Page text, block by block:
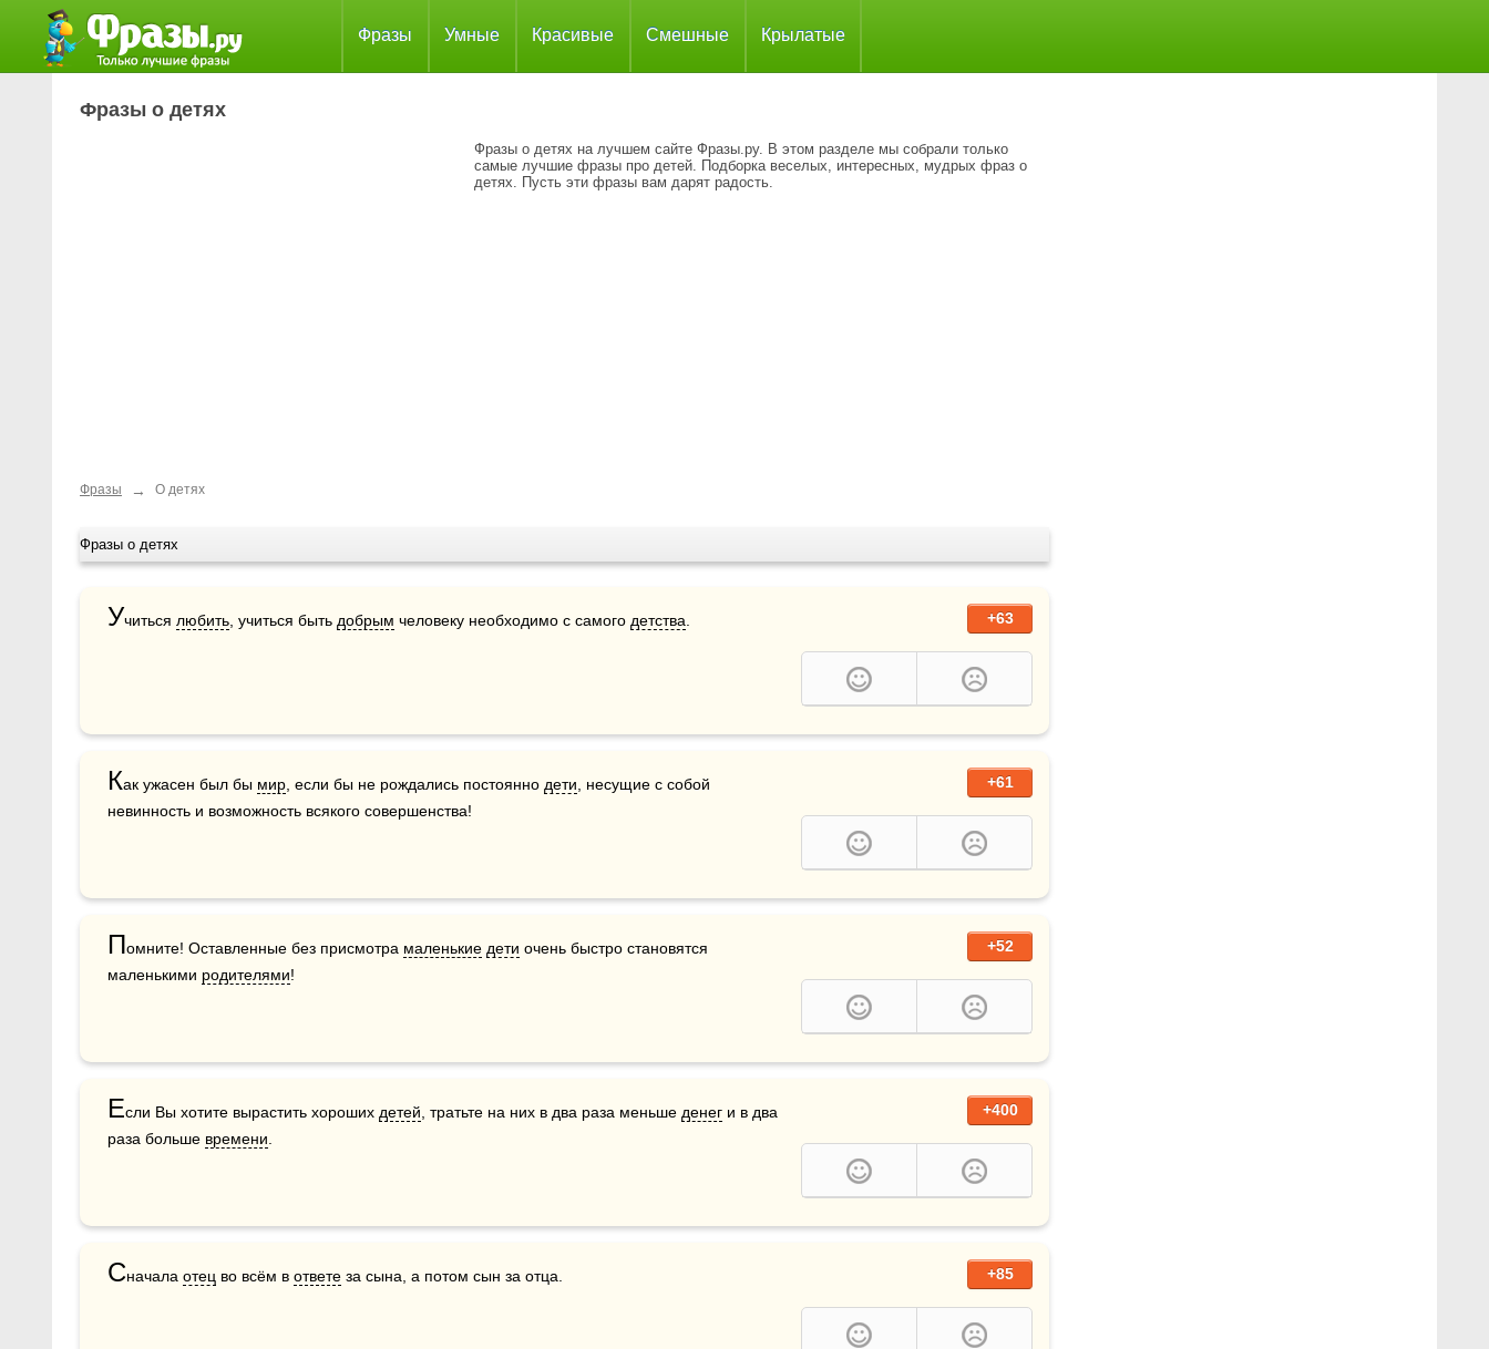
Фразы Умные Красивые Смешные Крылатые
Фразы о детях
Фразы о детях на лучшем сайте Фразы.ру. В этом разделе мы собрали только
самые лучшие фразы про детей. Подборка веселых, интересных, мудрых фраз о
детях. Пусть эти фразы вам дарят радость.
Фразы → О детях
Фразы о детях
+63
Учиться любить , учиться быть добрым человеку необходимо с самого детства
+61
Как ужасен был бы мир , если бы не рождались постоянно дети , несущие с собой
невинность и возможность всякого совершенства!
+52
Помните! Оставленные без присмотра маленькие дети очень быстро становятся
маленькими родителями!
+400
Если Вы хотите вырастить хороших детей , тратьте на них в два раза меньше денег и в два
раза больше времени
+85
Сначала отец во всём в ответе за сына, а потом сын за отца.